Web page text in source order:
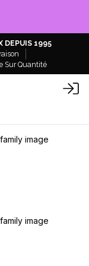
DEPUIS 1995
Sur Quantité